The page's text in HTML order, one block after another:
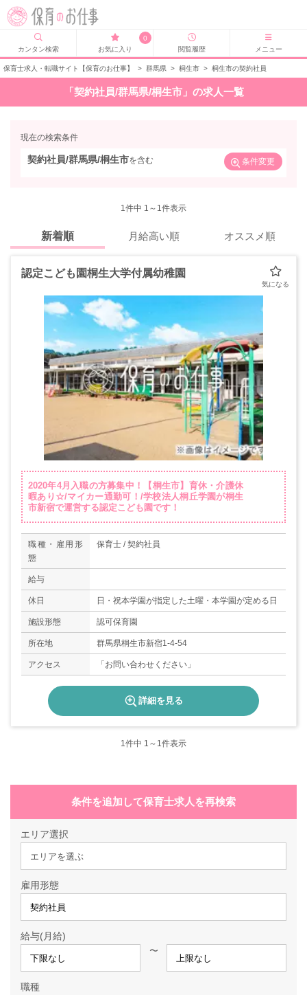
カンタン検索
0
お気に入り
閲覧履歴 メニュー
保育士求人・転職サイト【保育のお仕事】 > 群馬県 > 桐生市 > 桐生市の契約社員
「契約社員/群馬県/桐生市」の求人一覧
現在の検索条件
契約社員/群馬県/桐生市を含む 条件変更
1件中 1～1件表示
新着順 月給高い順 オススメ順
認定こども園桐生大学付属幼稚園
2020年4月入職の方募集中！【桐生市】育休・介護休
暇あり☆/マイカー通勤可！/学校法人桐丘学園が桐生
市新宿で運営する認定こども園です！
職種・雇用形
態
保育士 / 契約社員
給与
休日 日・祝本学園が指定した土曜・本学園が定める日
施設形態 認可保育園
所在地 群馬県桐生市新宿1-4-54
アクセス 「お問い合わせください」
詳細を見る
1件中 1～1件表示
条件を追加して保育士求人を再検索
エリア選択
エリアを選ぶ
雇用形態
給与(月給)
〜
職種